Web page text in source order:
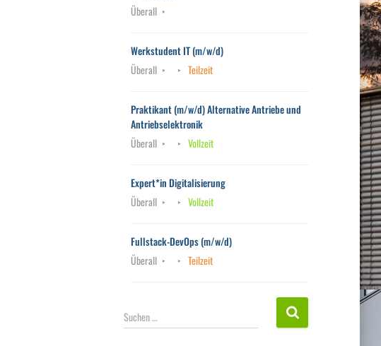
Überall
Werkstudent IT (m/w/d)
Überall
Teilzeit
Praktikant (m/w/d) Alternative Antriebe und
Antriebselektronik
Überall
Vollzeit
Expert*in Digitalisierung
Überall
Vollzeit
Fullstack-DevOps (m/w/d)
Überall
Teilzeit
S
u
Suchen …